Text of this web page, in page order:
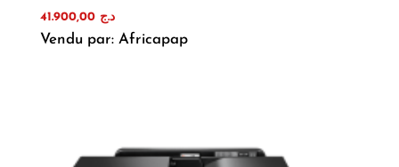
د.ج 41.900,00
Vendu par: Africapap